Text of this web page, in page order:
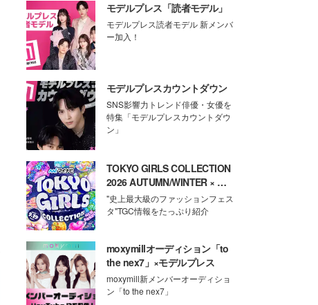
モデルプレス「読者モデル」
モデルプレス読者モデル 新メンバ
ー加入！
モデルプレスカウントダウン
SNS影響力トレンド俳優・女優を
特集「モデルプレスカウントダウ
ン」
TOKYO GIRLS COLLECTION
2026 AUTUMN/WINTER × モ
デルプレス
"史上最大級のファッションフェス
タ"TGC情報をたっぷり紹介
moxymillオーディション「to
the nex7」×モデルプレス
moxymill新メンバーオーディショ
ン「to the nex7」